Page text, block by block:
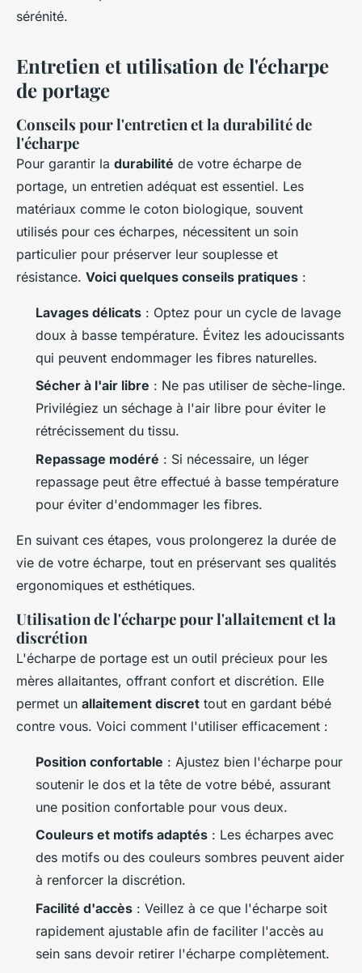
sérénité.
Entretien et utilisation de l'écharpe
de portage
Conseils pour l'entretien et la durabilité de
l'écharpe
Pour garantir la durabilité de votre écharpe de
portage, un entretien adéquat est essentiel. Les
matériaux comme le coton biologique, souvent
utilisés pour ces écharpes, nécessitent un soin
particulier pour préserver leur souplesse et
résistance. Voici quelques conseils pratiques :
Lavages délicats : Optez pour un cycle de lavage
doux à basse température. Évitez les adoucissants
qui peuvent endommager les fibres naturelles.
Sécher à l'air libre : Ne pas utiliser de sèche-linge.
Privilégiez un séchage à l'air libre pour éviter le
rétrécissement du tissu.
Repassage modéré : Si nécessaire, un léger
repassage peut être effectué à basse température
pour éviter d'endommager les fibres.
En suivant ces étapes, vous prolongerez la durée de
vie de votre écharpe, tout en préservant ses qualités
ergonomiques et esthétiques.
Utilisation de l'écharpe pour l'allaitement et la
discrétion
L'écharpe de portage est un outil précieux pour les
mères allaitantes, offrant confort et discrétion. Elle
permet un allaitement discret tout en gardant bébé
contre vous. Voici comment l'utiliser efficacement :
Position confortable : Ajustez bien l'écharpe pour
soutenir le dos et la tête de votre bébé, assurant
une position confortable pour vous deux.
Couleurs et motifs adaptés : Les écharpes avec
des motifs ou des couleurs sombres peuvent aider
à renforcer la discrétion.
Facilité d'accès : Veillez à ce que l'écharpe soit
rapidement ajustable afin de faciliter l'accès au
sein sans devoir retirer l'écharpe complètement.